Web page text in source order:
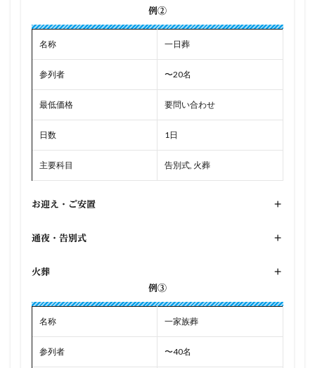
例②
名称 一日葬
参列者 〜20名
最低価格 要問い合わせ
日数 1日
主要科目 告別式, 火葬
お迎え・ご安置 +
通夜・告別式 +
火葬
+
例③
名称 一家族葬
参列者 〜40名